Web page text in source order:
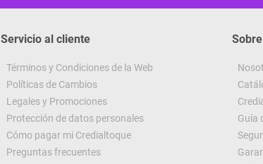
Servicio al cliente
Términos y Condiciones de la Web
Políticas de Cambios
Legales y Promociones
Protección de datos personales
Cómo pagar mi Credialtoque
Preguntas frecuentes
Guía